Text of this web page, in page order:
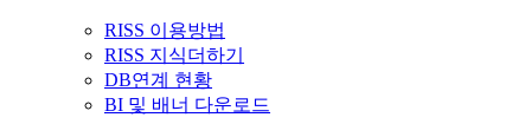
RISS 이용방법
RISS 지식더하기
DB연계 현황
BI 및 배너 다운로드